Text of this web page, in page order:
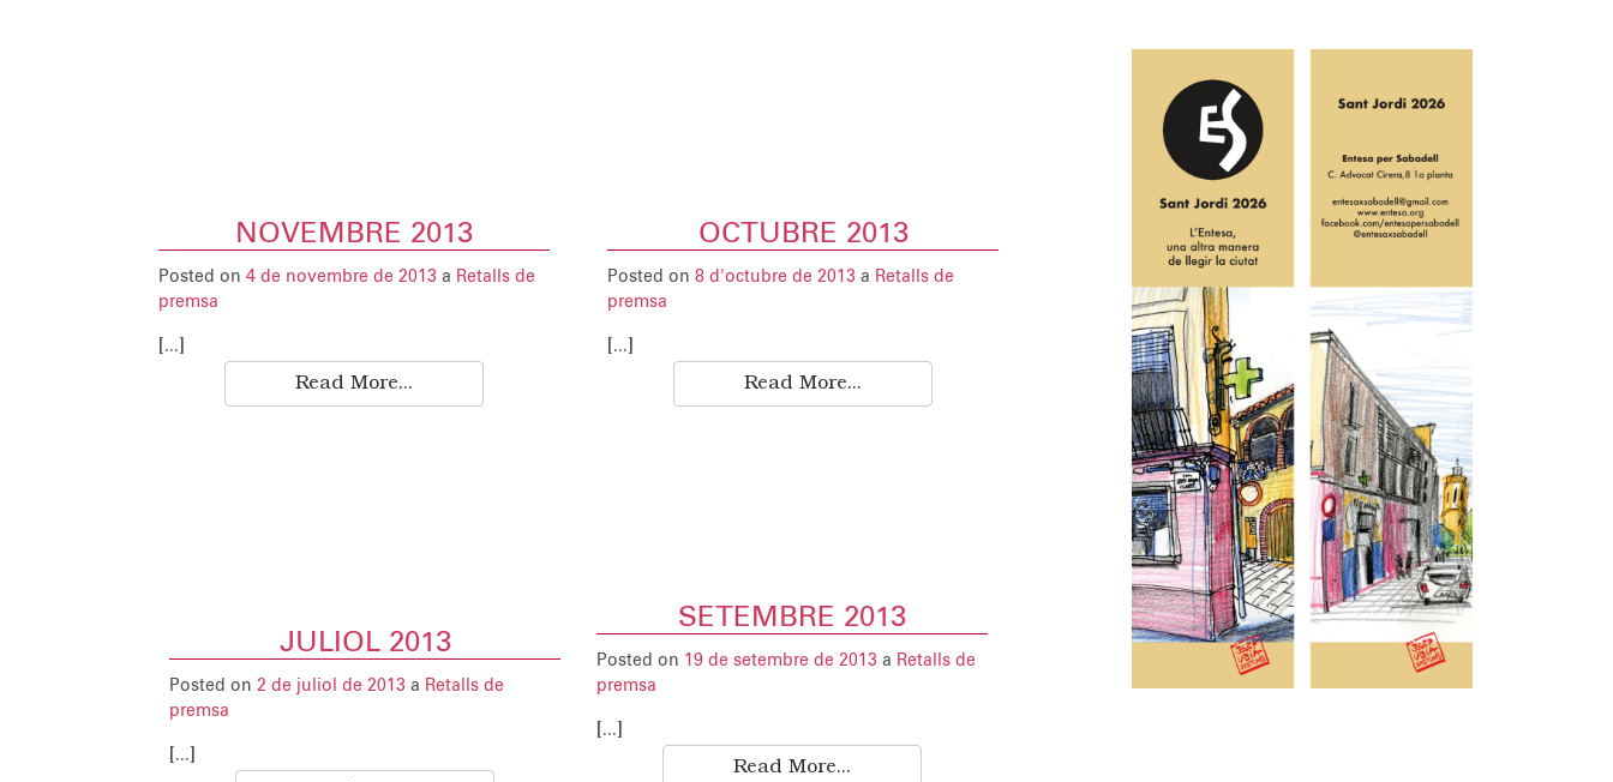
NOVEMBRE 2013
Posted on 4 de novembre de 2013 a Retalls de
premsa
[...]
Read More...
OCTUBRE 2013
Posted on 8 d'octubre de 2013 a Retalls de
premsa
[...]
Read More...
SETEMBRE 2013
Posted on 19 de setembre de 2013 a Retalls de
premsa
[...]
Read More...
JULIOL 2013
Posted on 2 de juliol de 2013 a Retalls de
premsa
[...]